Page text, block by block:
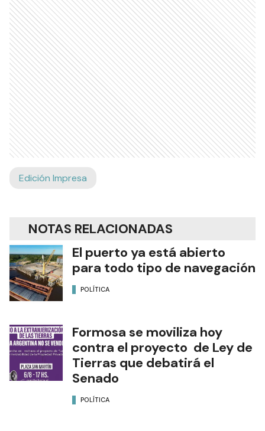
Edición Impresa
NOTAS RELACIONADAS
El puerto ya está abierto
para todo tipo de navegación
POLÍTICA
Formosa se moviliza hoy
contra el proyecto de Ley de
Tierras que debatirá el
Senado
POLÍTICA